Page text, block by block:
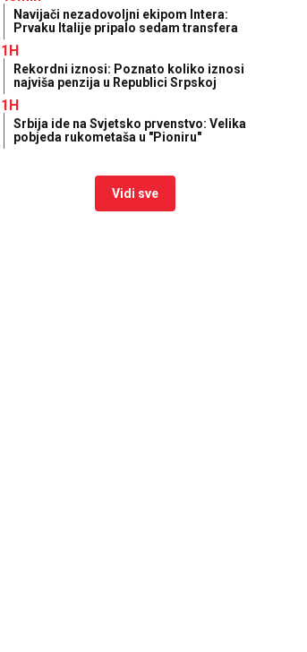
Navijači nezadovoljni ekipom Intera:
Prvaku Italije pripalo sedam transfera
1H
Rekordni iznosi: Poznato koliko iznosi
najviša penzija u Republici Srpskoj
1H
Srbija ide na Svjetsko prvenstvo: Velika
pobjeda rukometaša u "Pioniru"
Vidi sve